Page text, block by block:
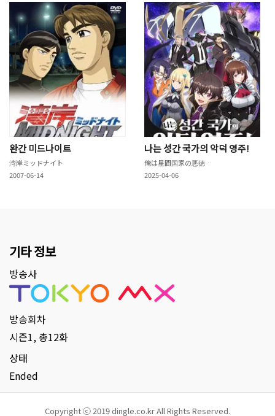
완간 미드나이트
湾岸ミッドナイト
2007-06-14
나는 성간 국가의 악덕 영주!
俺は星間国家の悪徳領主！
2025-04-06
기타 정보
방송사
방송회차
시즌1, 총12화
상태
Ended
Copyright ⓒ 2019 dingle.co.kr All Rights Reserved.